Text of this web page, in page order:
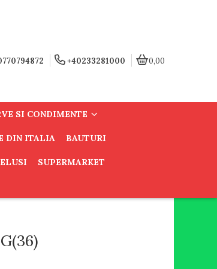
+40233281000 0,00
SI CONDIMENTE
DIN ITALIA BAUTURI
SUPERMARKET